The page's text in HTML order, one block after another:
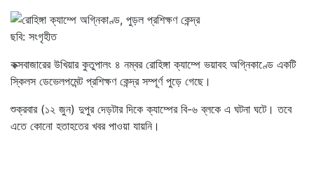
ছবি: সংগৃহীত
কক্সবাজারের উখিয়ার কুতুপালং ৪ নম্বর রোহিঙ্গা ক্যাম্পে ভয়াবহ অগ্নিকাণ্ডে একটি
স্কিলস ডেভেলপমেন্ট প্রশিক্ষণ কেন্দ্র সম্পূর্ণ পুড়ে গেছে।
শুক্রবার (১২ জুন) দুপুর দেড়টার দিকে ক্যাম্পের বি-৬ ব্লকে এ ঘটনা ঘটে। তবে
এতে কোনো হতাহতের খবর পাওয়া যায়নি।